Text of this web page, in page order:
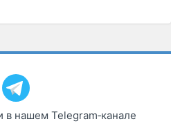
в нашем Telegram‑канале